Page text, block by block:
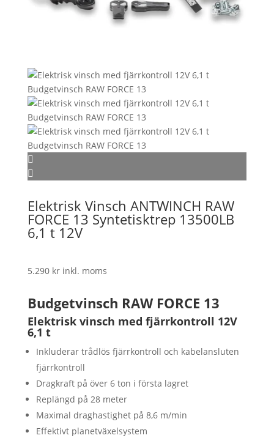
Elektrisk Vinsch ANTWINCH RAW
FORCE 13 Syntetisktrep 13500LB
6,1 t 12V
5.290 kr inkl. moms
Budgetvinsch RAW FORCE 13
Elektrisk vinsch med fjärrkontroll 12V
6,1 t
Inkluderar trådlös fjärrkontroll och kabelansluten
fjärrkontroll
Dragkraft på över 6 ton i första lagret
Replängd på 28 meter
Maximal draghastighet på 8,6 m/min
Effektivt planetväxelsystem